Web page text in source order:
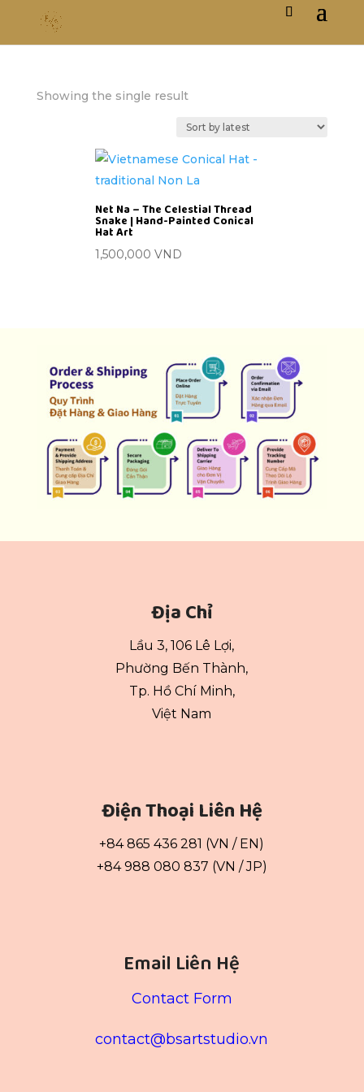
Showing the single result
Net Na – The Celestial Thread
Snake | Hand-Painted Conical
Hat Art
1,500,000 VND
Địa Chỉ
Lầu 3, 106 Lê Lợi,
Phường Bến Thành,
Tp. Hồ Chí Minh,
Việt Nam
Điện Thoại Liên Hệ
+84 865 436 281 (VN / EN)
+84 988 080 837 (VN / JP)
Email Liên Hệ
Contact Form
contact@bsartstudio.vn